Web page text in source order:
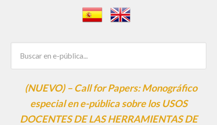
(NUEVO) – Call for Papers: Monográfico
especial en e-pública sobre los USOS
DOCENTES DE LAS HERRAMIENTAS DE